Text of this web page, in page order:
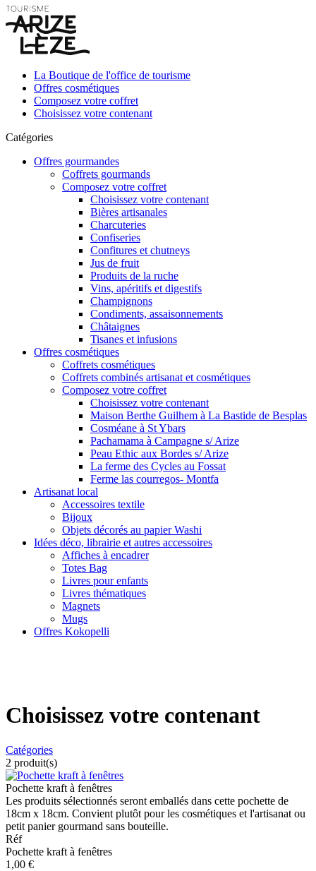
La Boutique de l'office de tourisme
Offres cosmétiques
Composez votre coffret
Choisissez votre contenant
Catégories
Offres gourmandes
Coffrets gourmands
Composez votre coffret
Choisissez votre contenant
Bières artisanales
Charcuteries
Confiseries
Confitures et chutneys
Jus de fruit
Produits de la ruche
Vins, apéritifs et digestifs
Champignons
Condiments, assaisonnements
Châtaignes
Tisanes et infusions
Offres cosmétiques
Coffrets cosmétiques
Coffrets combinés artisanat et cosmétiques
Composez votre coffret
Choisissez votre contenant
Maison Berthe Guilhem à La Bastide de Besplas
Cosméane à St Ybars
Pachamama à Campagne s/ Arize
Peau Ethic aux Bordes s/ Arize
La ferme des Cycles au Fossat
Ferme las courregos- Montfa
Artisanat local
Accessoires textile
Bijoux
Objets décorés au papier Washi
Idées déco, librairie et autres accessoires
Affiches à encadrer
Totes Bag
Livres pour enfants
Livres thématiques
Magnets
Mugs
Offres Kokopelli
Choisissez votre contenant
Catégories
2 produit(s)
Pochette kraft à fenêtres
Les produits sélectionnés seront emballés dans cette pochette de
18cm x 18cm. Convient plutôt pour les cosmétiques et l'artisanat ou
petit panier gourmand sans bouteille.
Réf
Pochette kraft à fenêtres
1,00 €